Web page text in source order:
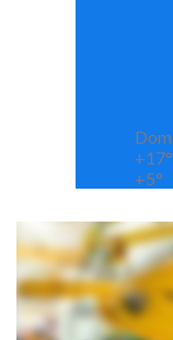
Dom
+17°
+5°